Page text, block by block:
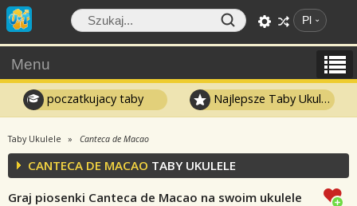
Pl
Menu
poczatkujacy taby Najlepsze Taby Ukulele
Taby Ukulele Canteca de Macao
CANTECA DE MACAO TABY UKULELE
Graj piosenki Canteca de Macao na swoim ukulele